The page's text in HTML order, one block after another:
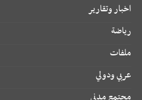
اخبار وتقارير
رياضة
ملفات
عربي ودولي
مجتمع مدني